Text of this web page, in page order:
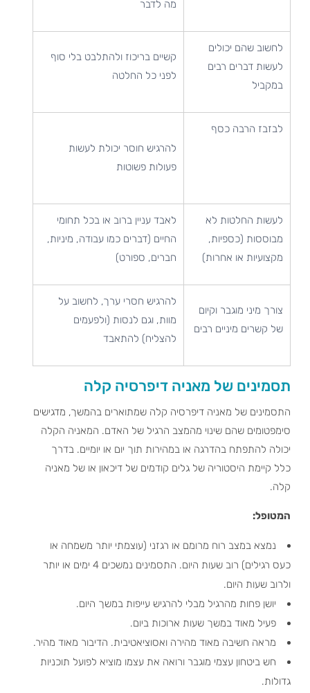
מה לדבר
לחשוב שהם יכולים
לעשות דברים רבים
במקביל
קשיים בריכוז ולהתלבט בלי סוף
לפני כל החלטה
לבזבז הרבה כסף
להרגיש חוסר יכולת לעשות
פעולות פשוטות
לעשות החלטות לא
מבוססות (כספיות,
מקצועיות או אחרות)
לאבד עניין ברוב או בכל תחומי
החיים (דברים כמו עבודה, מיניות,
חברים, ספורט)
צורך מיני מוגבר וקיום
של קשרים מיניים רבים
להרגיש חסרי ערך, לחשוב על
מוות, וגם לנסות (ולפעמים
להצליח) להתאבד
תסמינים של מאניה דיפרסיה קלה
התסמינים של מאניה דיפרסיה קלה שמתוארים בהמשך, מדגישים
סימפטומים שהם שינוי מהמצב הרגיל של האדם. המאניה הקלה
יכולה להתפתח בהדרגה או במהירות תוך יום או יומיים. בדרך
כלל קיימת היסטוריה של גלים קודמים של דיכאון או של מאניה
קלה.
המטופל:
נמצא במצב רוח מרומם או רגזני (עוצמתי יותר משמחה או
כעס רגילים) רוב שעות היום. התסמינים נמשכים 4 ימים או יותר
ולרוב שעות היום.
יושן פחות מהרגיל מבלי להרגיש עייפות במשך היום.
פעיל מאוד במשך שעות ארוכות ביום.
מראה חשיבה מאוד מהירה ואסוציאטיבית. הדיבור מאוד מהיר.
חש ביטחון עצמי מוגבר ורואה את עצמו מוציא לפועל תוכניות
גדולות.